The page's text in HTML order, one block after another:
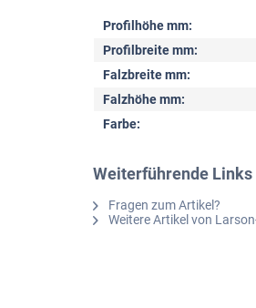
Profilhöhe mm:
Profilbreite mm:
Falzbreite mm:
Falzhöhe mm:
Farbe:
Weiterführende Links
Fragen zum Artikel?
Weitere Artikel von